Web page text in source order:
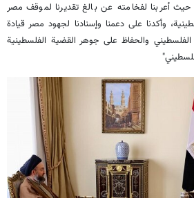
أعربنا لفخامته عن بالغ تقديرنا لموقف مصر
وأكدنا على دعمنا وإسنادنا لجهود مصر قيادة
والحفاظ على جوهر القضية الفلسطينية